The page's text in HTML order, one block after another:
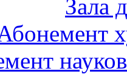
Зала